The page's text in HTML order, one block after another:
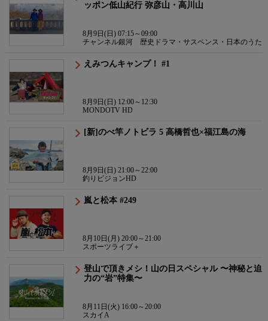
ッポン低山紀行 弥彦山・高川山
8月9日(日) 07:15～09:00
チャンネル銀河 歴史ドラマ・サスペンス・日本のうた
えみつんキャンプ！ #1
8月9日(日) 12:00～12:30
MONDOTV HD
[新]のべ竿ノトビラ 5 高橋哲也×福江島の海
8月9日(日) 21:00～22:00
釣りビジョンHD
嵐と松本 #249
8月10日(月) 20:00～21:00
スポーツライブ＋
登山で頂きメシ！山の日スペシャル 〜神秘と迫
力の“岩”特集〜
8月11日(火) 16:00～20:00
スカイA